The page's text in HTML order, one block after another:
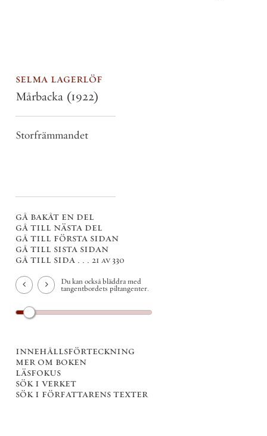
selma lagerlöf
Mårbacka (1922)
Storfrämmandet
gå bakåt en del
gå till nästa del
gå till första sidan
gå till sista sidan
gå till sida . . . 21 av 330
Du kan också bläddra med
tangentbordets piltangenter.
innehållsförteckning
mer om boken
läsfokus
sök i verket
sök i författarens texter